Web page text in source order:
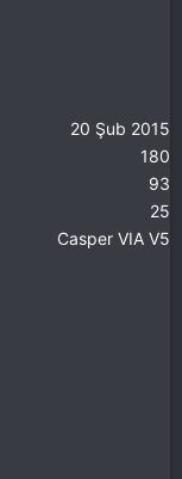
20 Şub 2015
180
93
25
Casper VIA V5